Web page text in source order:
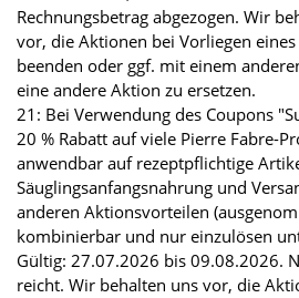
Rechnungsbetrag abgezogen. Wir
vor, die Aktionen bei Vorliegen
beenden oder ggf. mit einem
eine andere Aktion zu ersetzen.
21: Bei Verwendung des Coupons
20 % Rabatt auf viele Pierre Fabre-
anwendbar auf rezeptpflichtige
Säuglingsanfangsnahrung und
anderen Aktionsvorteilen
kombinierbar und nur einzulösen
Gültig: 27.07.2026 bis 09.08.2026.
reicht. Wir behalten uns vor, die